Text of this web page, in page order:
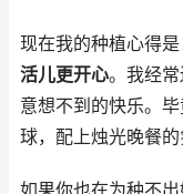
现在我的种植心得是
活儿更开心。我经
意想不到的快乐。
球，配上烛光晚餐的